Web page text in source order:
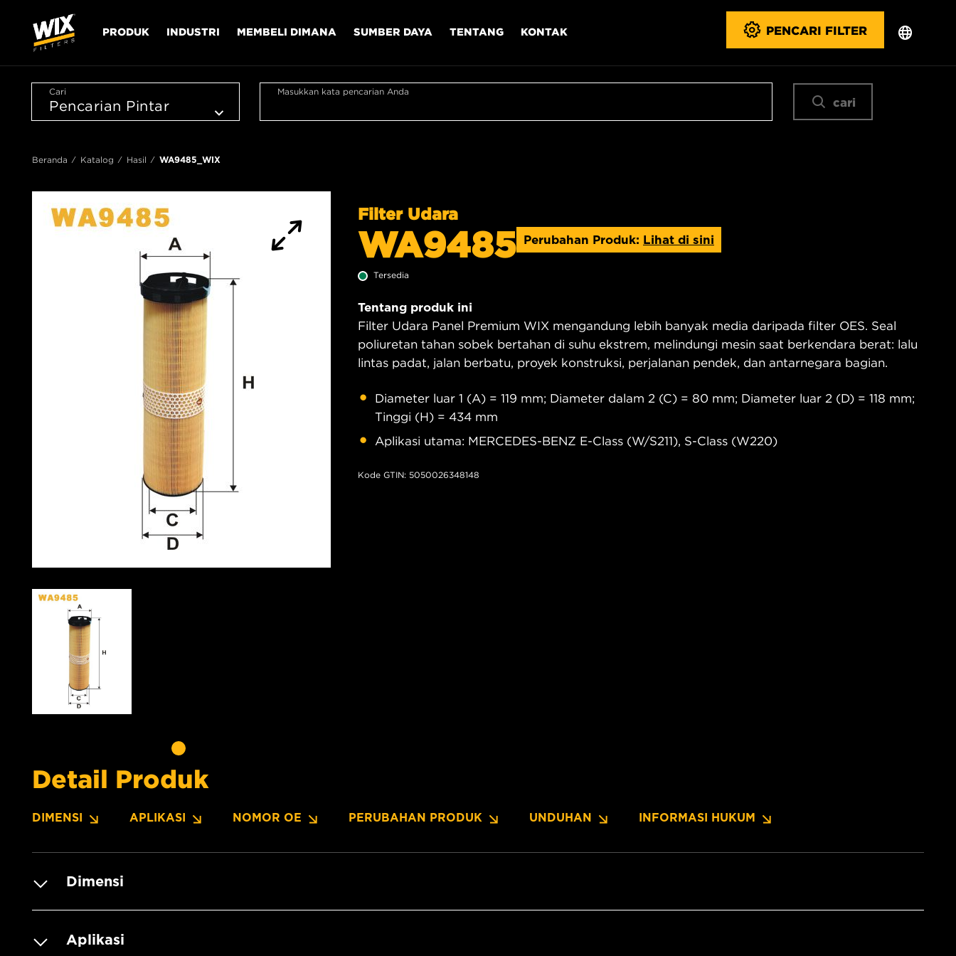
PRODUK INDUSTRI MEMBELI DIMANA SUMBER DAYA TENTANG KONTAK PENCARI FILTER
Cari Masukkan kata pencarian Anda
cari
Beranda Katalog Hasil WA9485_WIX
Filter Udara
WA9485 Perubahan Produk: Lihat di sini
Tersedia
Tentang produk ini
Filter Udara Panel Premium WIX mengandung lebih banyak media daripada filter OES. Seal
poliuretan tahan sobek bertahan di suhu ekstrem, melindungi mesin saat berkendara berat: lalu
lintas padat, jalan berbatu, proyek konstruksi, perjalanan pendek, dan antarnegara bagian.
Diameter luar 1 (A) = 119 mm; Diameter dalam 2 (C) = 80 mm; Diameter luar 2 (D) = 118 mm;
Tinggi (H) = 434 mm
Aplikasi utama: MERCEDES-BENZ E-Class (W/S211), S-Class (W220)
Kode GTIN: 5050026348148
Detail Produk
DIMENSI APLIKASI NOMOR OE PERUBAHAN PRODUK UNDUHAN INFORMASI HUKUM
Dimensi
Aplikasi